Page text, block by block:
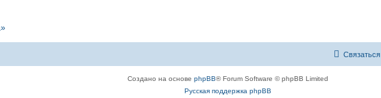
Создано на основе phpBB® Forum Software © phpBB Limited
Русская поддержка phpBB